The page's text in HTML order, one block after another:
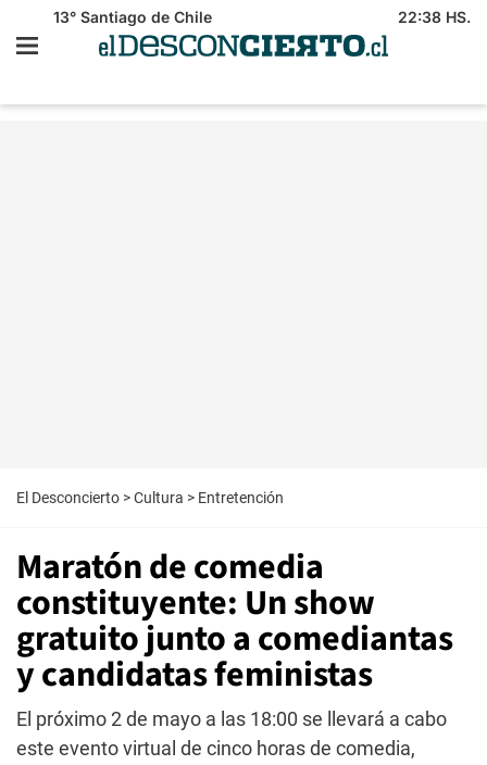
13° Santiago de Chile 22:38 HS.
El Desconcierto >Cultura > Entretención
Maratón de comedia
constituyente: Un show
gratuito junto a comediantas
y candidatas feministas
El próximo 2 de mayo a las 18:00 se llevará a cabo
este evento virtual de cinco horas de comedia,